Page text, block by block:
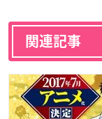
関連記事